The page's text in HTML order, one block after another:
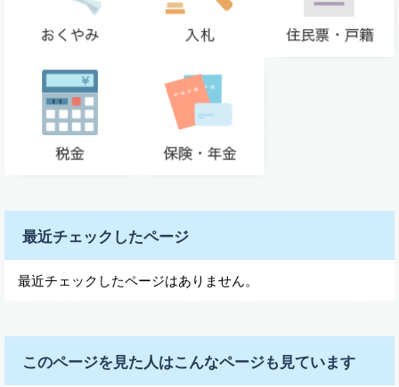
最近チェックしたページ
最近チェックしたページはありません。
このページを見た人はこんなページも見ています